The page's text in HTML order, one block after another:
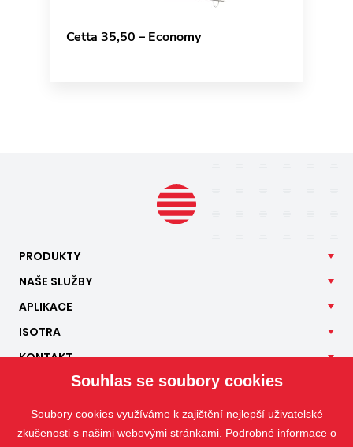
Cetta 35,50 – Economy
PRODUKTY
NAŠE SLUŽBY
APLIKACE
ISOTRA
KONTAKT
Souhlas se soubory cookies
Soubory cookies využíváme k zajištění nejlepší uživatelské
zkušenosti s našimi webovými stránkami. Podrobné informace o